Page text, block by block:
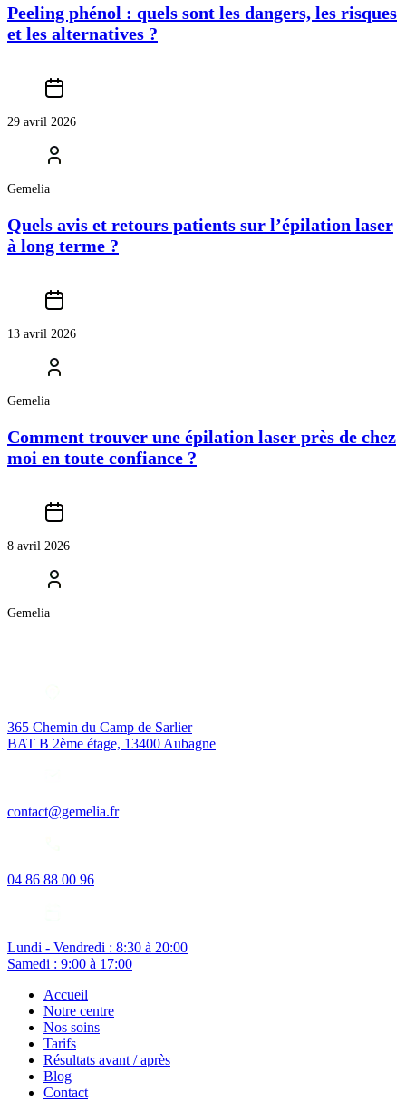
Peeling phénol : quels sont les dangers, les risques
et les alternatives ?
29 avril 2026
Gemelia
Quels avis et retours patients sur l’épilation laser
à long terme ?
13 avril 2026
Gemelia
Comment trouver une épilation laser près de chez
moi en toute confiance ?
8 avril 2026
Gemelia
365 Chemin du Camp de Sarlier
BAT B 2ème étage, 13400 Aubagne
contact@gemelia.fr
04 86 88 00 96
Lundi - Vendredi : 8:30 à 20:00
Samedi : 9:00 à 17:00
Accueil
Notre centre
Nos soins
Tarifs
Résultats avant / après
Blog
Contact